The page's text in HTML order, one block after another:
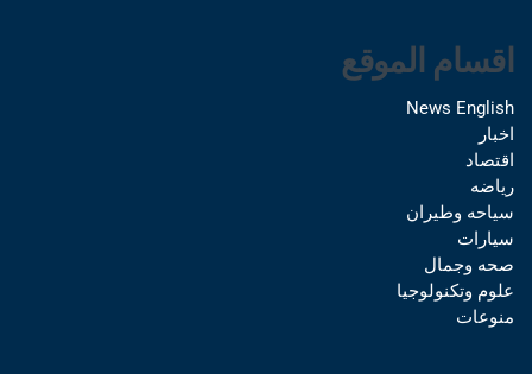
اقسام الموقع
News English
اخبار
اقتصاد
رياضه
سياحه وطيران
سيارات
صحه وجمال
علوم وتكنولوجيا
منوعات